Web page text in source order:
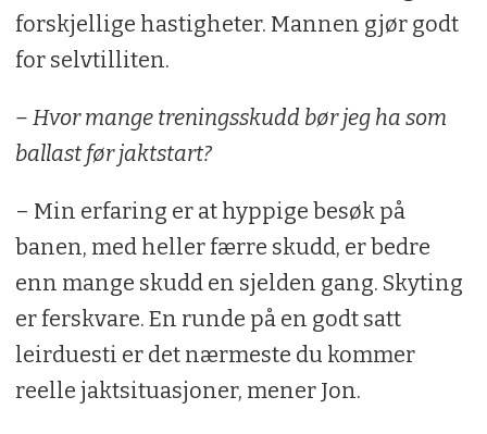
forskjellige hastigheter. Mannen gjør godt
for selvtilliten.
– Hvor mange treningsskudd bør jeg ha som
ballast før jaktstart?
– Min erfaring er at hyppige besøk på
banen, med heller færre skudd, er bedre
enn mange skudd en sjelden gang. Skyting
er ferskvare. En runde på en godt satt
leirduesti er det nærmeste du kommer
reelle jaktsituasjoner, mener Jon.